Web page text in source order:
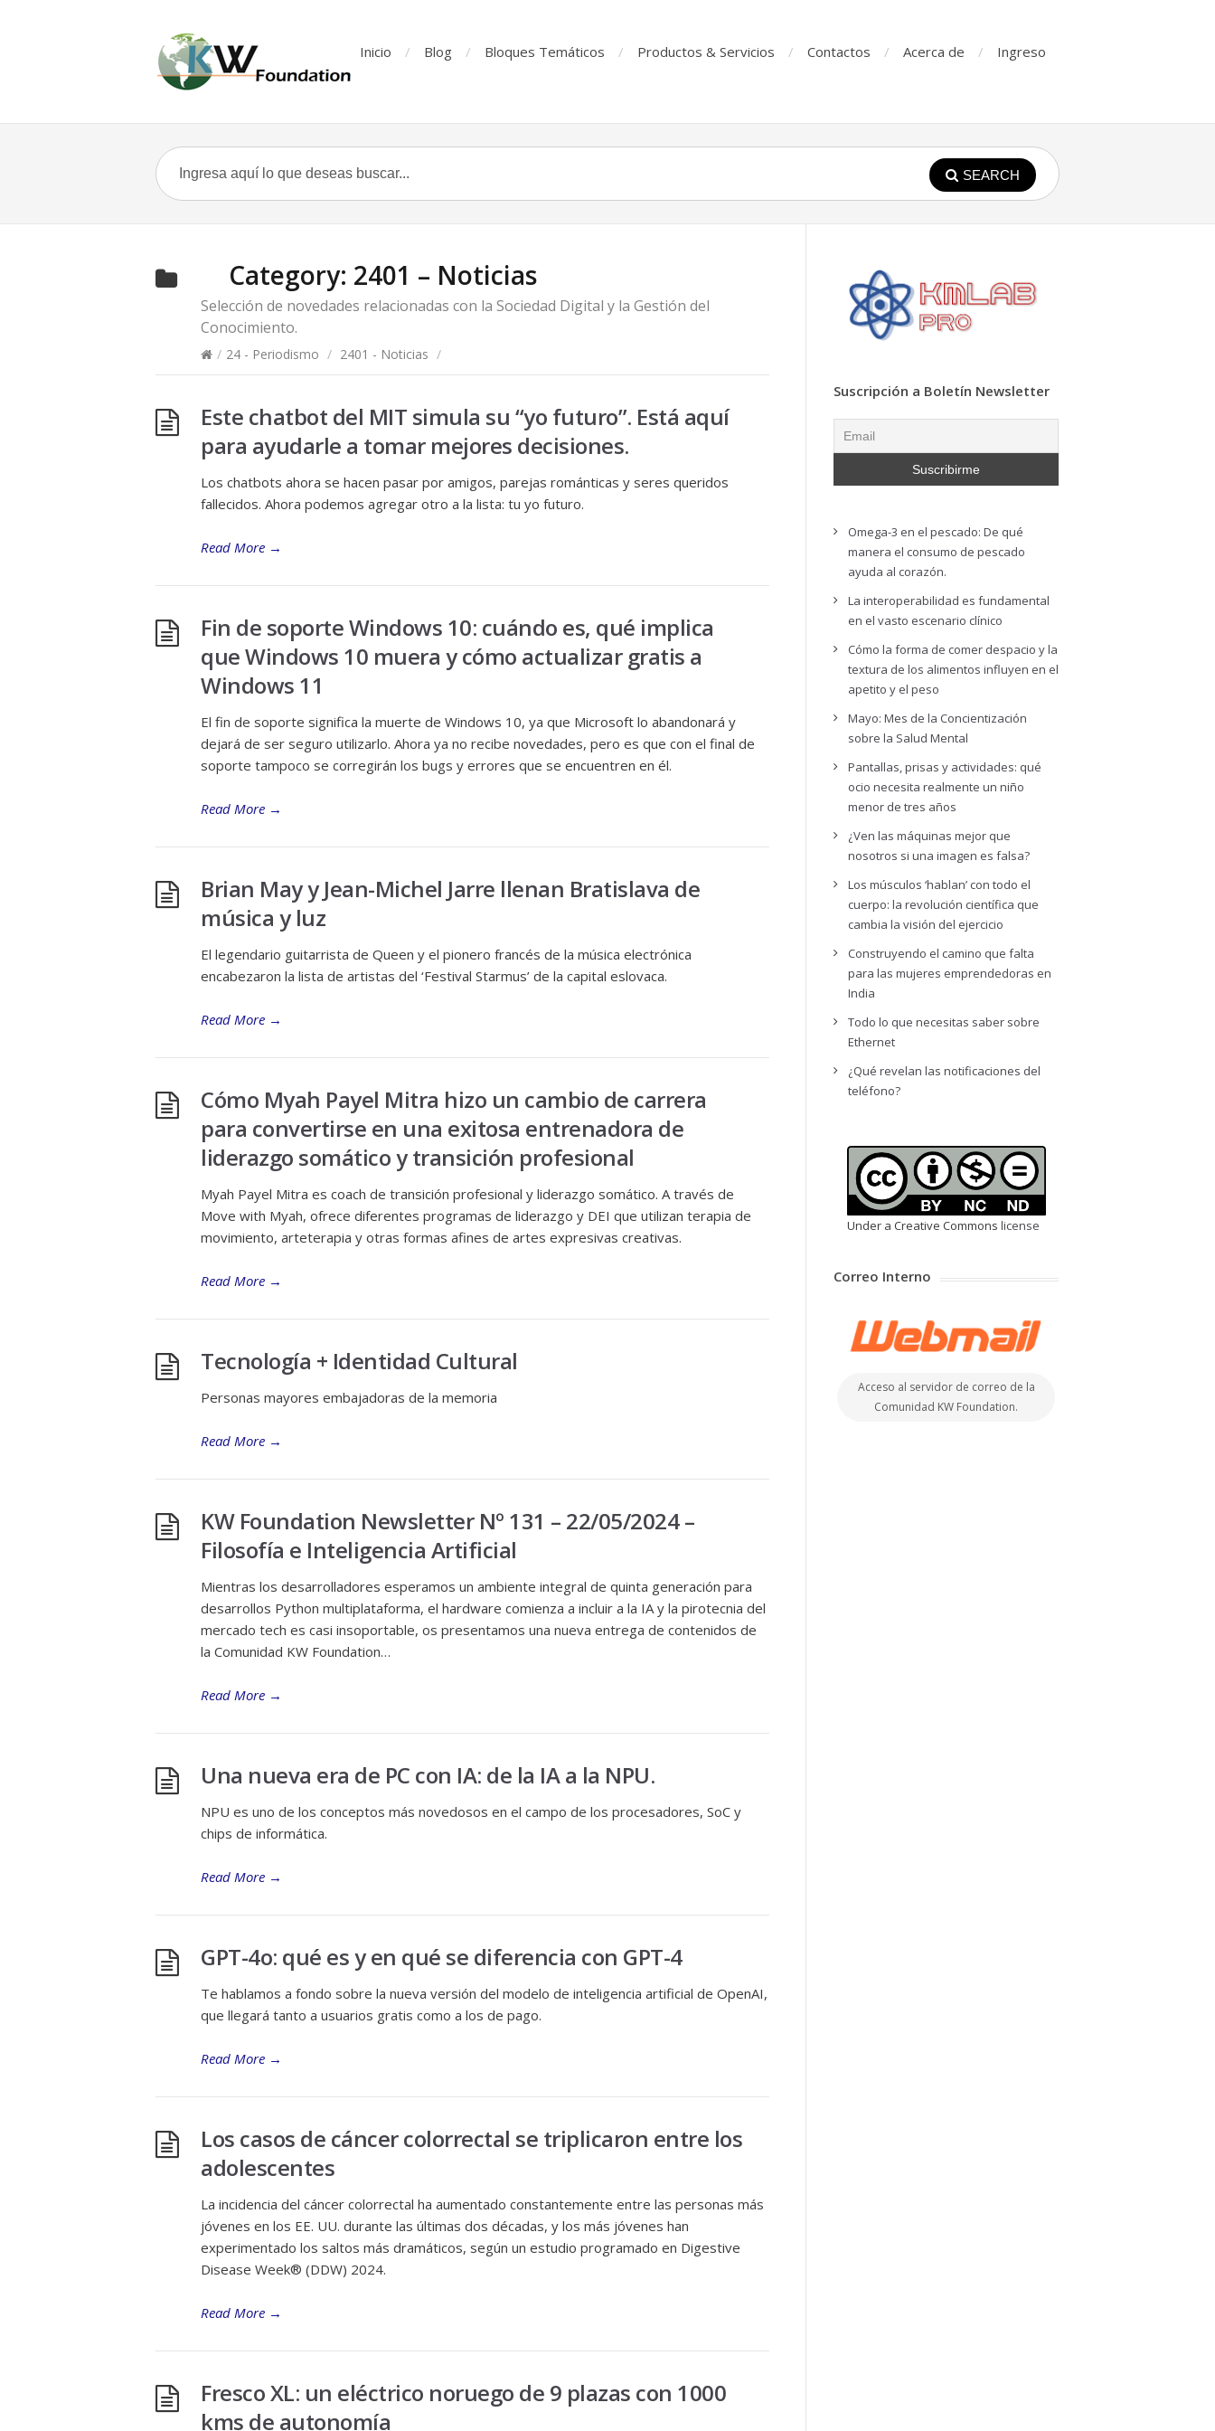
Inicio Blog Bloques Temáticos Productos & Servicios Contactos Acerca de Ingreso
SEARCH
Category: 2401 – Noticias
Selección de novedades relacionadas con la Sociedad Digital y la Gestión del
Conocimiento.
/ 24 - Periodismo / 2401 - Noticias /
Este chatbot del MIT simula su “yo futuro”. Está aquí
para ayudarle a tomar mejores decisiones.
Los chatbots ahora se hacen pasar por amigos, parejas románticas y seres queridos
fallecidos. Ahora podemos agregar otro a la lista: tu yo futuro.
Read More →
Fin de soporte Windows 10: cuándo es, qué implica
que Windows 10 muera y cómo actualizar gratis a
Windows 11
El fin de soporte significa la muerte de Windows 10, ya que Microsoft lo abandonará y
dejará de ser seguro utilizarlo. Ahora ya no recibe novedades, pero es que con el final de
soporte tampoco se corregirán los bugs y errores que se encuentren en él.
Read More →
Brian May y Jean-Michel Jarre llenan Bratislava de
música y luz
El legendario guitarrista de Queen y el pionero francés de la música electrónica
encabezaron la lista de artistas del ‘Festival Starmus’ de la capital eslovaca.
Read More →
Cómo Myah Payel Mitra hizo un cambio de carrera
para convertirse en una exitosa entrenadora de
liderazgo somático y transición profesional
Myah Payel Mitra es coach de transición profesional y liderazgo somático. A través de
Move with Myah, ofrece diferentes programas de liderazgo y DEI que utilizan terapia de
movimiento, arteterapia y otras formas afines de artes expresivas creativas.
Read More →
Tecnología + Identidad Cultural
Personas mayores embajadoras de la memoria
Read More →
KW Foundation Newsletter Nº 131 – 22/05/2024 –
Filosofía e Inteligencia Artificial
Mientras los desarrolladores esperamos un ambiente integral de quinta generación para
desarrollos Python multiplataforma, el hardware comienza a incluir a la IA y la pirotecnia del
mercado tech es casi insoportable, os presentamos una nueva entrega de contenidos de
la Comunidad KW Foundation…
Read More →
Una nueva era de PC con IA: de la IA a la NPU.
NPU es uno de los conceptos más novedosos en el campo de los procesadores, SoC y
chips de informática.
Read More →
GPT-4o: qué es y en qué se diferencia con GPT-4
Te hablamos a fondo sobre la nueva versión del modelo de inteligencia artificial de OpenAI,
que llegará tanto a usuarios gratis como a los de pago.
Read More →
Los casos de cáncer colorrectal se triplicaron entre los
adolescentes
La incidencia del cáncer colorrectal ha aumentado constantemente entre las personas más
jóvenes en los EE. UU. durante las últimas dos décadas, y los más jóvenes han
experimentado los saltos más dramáticos, según un estudio programado en Digestive
Disease Week® (DDW) 2024.
Read More →
Fresco XL: un eléctrico noruego de 9 plazas con 1000
kms de autonomía
Suscripción a Boletín Newsletter
Omega-3 en el pescado: De qué
manera el consumo de pescado
ayuda al corazón.
La interoperabilidad es fundamental
en el vasto escenario clínico
Cómo la forma de comer despacio y la
textura de los alimentos influyen en el
apetito y el peso
Mayo: Mes de la Concientización
sobre la Salud Mental
Pantallas, prisas y actividades: qué
ocio necesita realmente un niño
menor de tres años
¿Ven las máquinas mejor que
nosotros si una imagen es falsa?
Los músculos ‘hablan’ con todo el
cuerpo: la revolución científica que
cambia la visión del ejercicio
Construyendo el camino que falta
para las mujeres emprendedoras en
India
Todo lo que necesitas saber sobre
Ethernet
¿Qué revelan las notificaciones del
teléfono?
Under a Creative Commons license
Correo Interno
Acceso al servidor de correo de la
Comunidad KW Foundation.